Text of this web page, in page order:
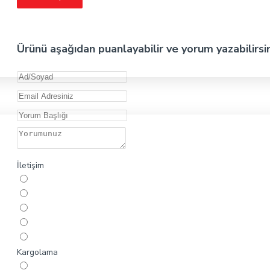
Ürünü aşağıdan puanlayabilir ve yorum
İletişim
Kargolama